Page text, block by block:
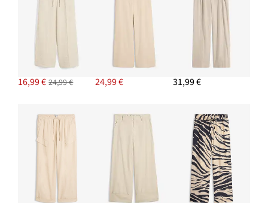
16,99 € 24,99 € 24,99 € 31,99 €